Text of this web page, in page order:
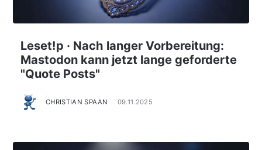
Leset!p · Nach langer Vorbereitung:
Mastodon kann jetzt lange geforderte
"Quote Posts"
CHRISTIAN SPAAN 09.11.2025